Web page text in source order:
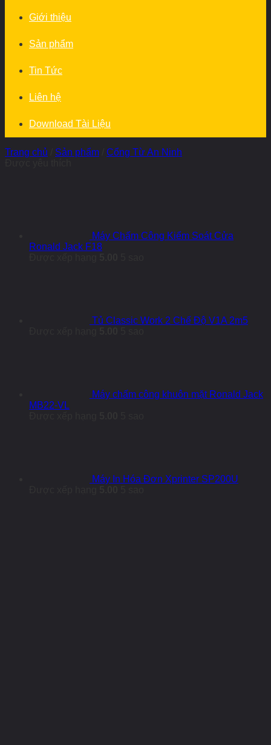
Giới thiệu
Sản phẩm
Tin Tức
Liên hệ
Download Tài Liệu
Trang chủ Sản phẩm
Cổng Từ An Ninh
Máy Chấm Công Kiểm Soát Cửa
Ronald Jack F18
Tủ Classic Work 2 Chế Độ V1A 2m5
Máy chấm công khuôn mặt Ronald Jack
MB22-VL
Máy In Hóa Đơn Xprinter SP200U